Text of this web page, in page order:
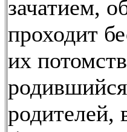
зачатием,
проходит
их
родителей,